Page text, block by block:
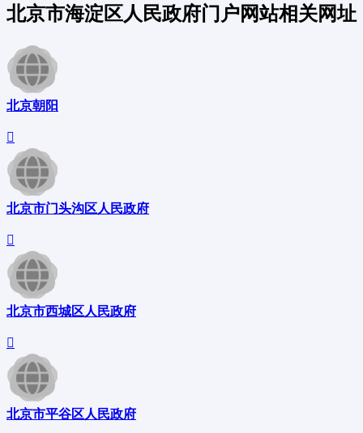
北京市海淀区人民政府门户网站相关网址
北京朝阳
北京市门头沟区人民政府
北京市西城区人民政府
北京市平谷区人民政府